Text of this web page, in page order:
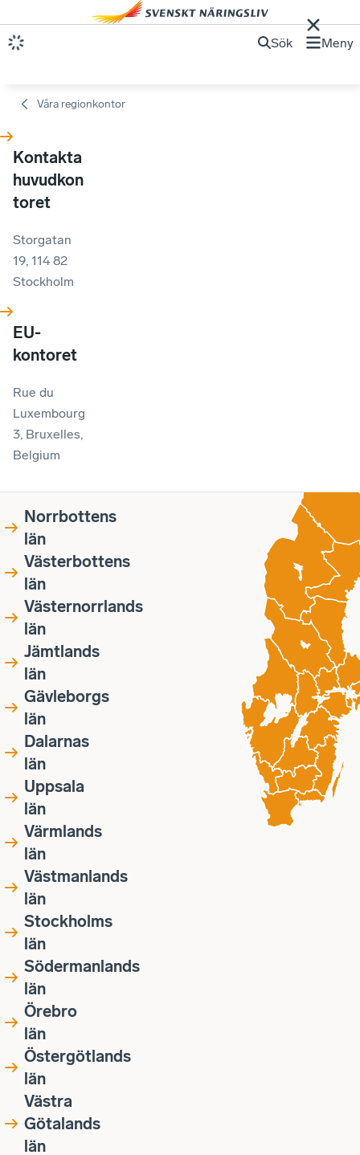
Sök Meny
Våra regionkontor
Kontakta
huvudkon
toret
Storgatan
19, 114 82
Stockholm
EU-
kontoret
Rue du
Luxembourg
3, Bruxelles,
Belgium
Norrbottens
län
Västerbottens
län
Västernorrlands
län
Jämtlands
län
Gävleborgs
län
Dalarnas
län
Uppsala
län
Värmlands
län
Västmanlands
län
Stockholms
län
Södermanlands
län
Örebro
län
Östergötlands
län
Västra
Götalands
län